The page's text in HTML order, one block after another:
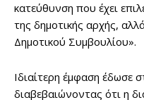
κατεύθυνση που έχει
της δημοτικής αρχής,
Δημοτικού Συμβουλίου».
Ιδιαίτερη έμφαση έδωσε
διαβεβαιώνοντας ότι η